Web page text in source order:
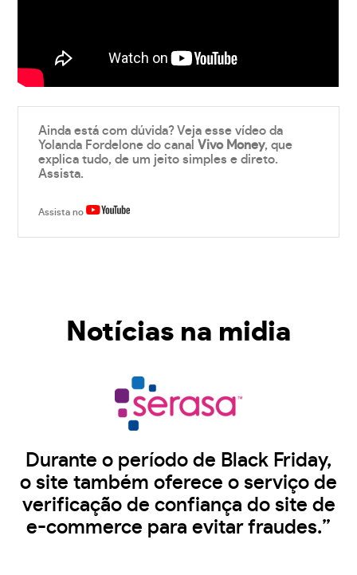
Ainda está com dúvida? Veja esse vídeo da
Yolanda Fordelone do canalVivo Money, que
explica tudo, de um jeito simples e direto.
Assista.
Assista no
Notícias na midia
Durante o período de Black Friday,
o site também oferece o serviço de
verificação de confiança do site de
e-commerce para evitar fraudes.”